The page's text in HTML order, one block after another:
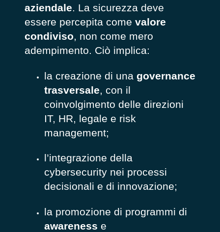
aziendale. La sicurezza deve
essere percepita come valore
condiviso, non come mero
adempimento. Ciò implica:
la creazione di una governance
trasversale, con il
coinvolgimento delle direzioni
IT, HR, legale e risk
management;
l’integrazione della
cybersecurity nei processi
decisionali e di innovazione;
la promozione di programmi di
awareness e